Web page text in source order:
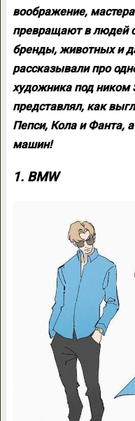
воображение,
превращают в людей
бренды, животных и
рассказывали про
художника под ником
представлял, как
Пепси, Кола и Фанта,
машин!
1. BMW